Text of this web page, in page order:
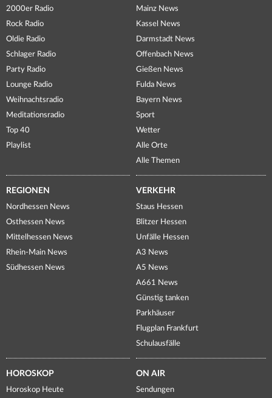
2000er Radio
Rock Radio
Oldie Radio
Schlager Radio
Party Radio
Lounge Radio
Weihnachtsradio
Meditationsradio
Top 40
Playlist
Mainz News
Kassel News
Darmstadt News
Offenbach News
Gießen News
Fulda News
Bayern News
Sport
Wetter
Alle Orte
Alle Themen
REGIONEN
Nordhessen News
Osthessen News
Mittelhessen News
Rhein-Main News
Südhessen News
VERKEHR
Staus Hessen
Blitzer Hessen
Unfälle Hessen
A3 News
A5 News
A661 News
Günstig tanken
Parkhäuser
Flugplan Frankfurt
Schulausfälle
HOROSKOP
Horoskop Heute
ON AIR
Sendungen